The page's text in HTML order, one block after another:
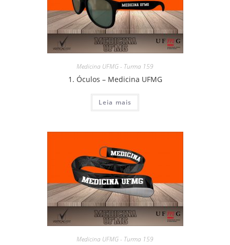
Medicina UFMG - Turma 159
1. Óculos – Medicina UFMG
Leia mais
Medicina UFMG - Turma 159